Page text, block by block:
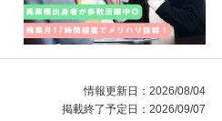
情報更新日：2026/08/04
掲載終了予定日：2026/09/07